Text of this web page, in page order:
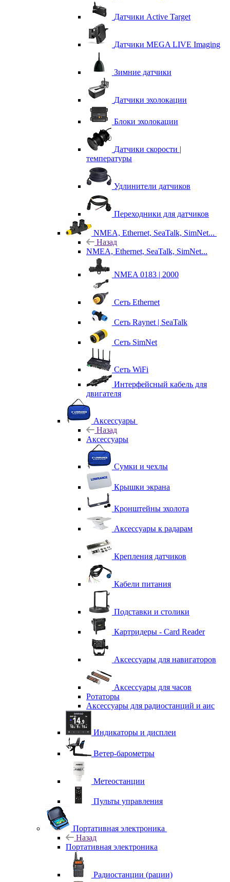
Датчики Active Target
Датчики MEGA LIVE Imaging
Зимние датчики
Датчики эхолокации
Блоки эхолокации
Датчики скорости |
температуры
Удлинители датчиков
Переходники для датчиков
NMEA, Ethernet, SeaTalk, SimNet...
Назад
NMEA, Ethernet, SeaTalk, SimNet...
NMEA 0183 | 2000
Сеть Ethernet
Сеть Raynet | SeaTalk
Сеть SimNet
Сеть WiFi
Интерфейсный кабель для
двигателя
Аксессуары
Назад
Аксессуары
Сумки и чехлы
Крышки экрана
Кронштейны эхолота
Аксессуары к радарам
Крепления датчиков
Кабели питания
Подставки и столики
Картридеры - Card Reader
Аксессуары для навигаторов
Аксессуары для часов
Ротаторы
Аксессуары для радиостанций и аис
Индикаторы и дисплеи
Ветер-барометры
Метеостанции
Пульты управления
Портативная электроника
Назад
Портативная электроника
Радиостанции (рации)